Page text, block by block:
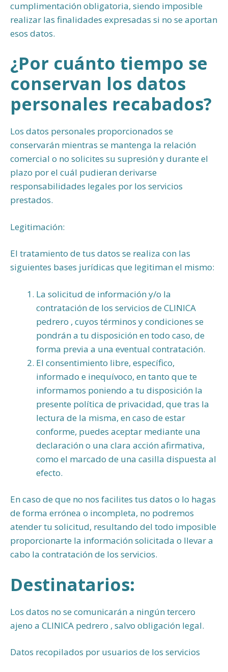
cumplimentación obligatoria, siendo imposible
realizar las finalidades expresadas si no se aportan
esos datos.
¿Por cuánto tiempo se
conservan los datos
personales recabados?
Los datos personales proporcionados se
conservarán mientras se mantenga la relación
comercial o no solicites su supresión y durante el
plazo por el cuál pudieran derivarse
responsabilidades legales por los servicios
prestados.
Legitimación:
El tratamiento de tus datos se realiza con las
siguientes bases jurídicas que legitiman el mismo:
La solicitud de información y/o la
contratación de los servicios de CLINICA
pedrero , cuyos términos y condiciones se
pondrán a tu disposición en todo caso, de
forma previa a una eventual contratación.
El consentimiento libre, específico,
informado e inequívoco, en tanto que te
informamos poniendo a tu disposición la
presente política de privacidad, que tras la
lectura de la misma, en caso de estar
conforme, puedes aceptar mediante una
declaración o una clara acción afirmativa,
como el marcado de una casilla dispuesta al
efecto.
En caso de que no nos facilites tus datos o lo hagas
de forma errónea o incompleta, no podremos
atender tu solicitud, resultando del todo imposible
proporcionarte la información solicitada o llevar a
cabo la contratación de los servicios.
Destinatarios:
Los datos no se comunicarán a ningún tercero
ajeno a CLINICA pedrero , salvo obligación legal.
Datos recopilados por usuarios de los servicios